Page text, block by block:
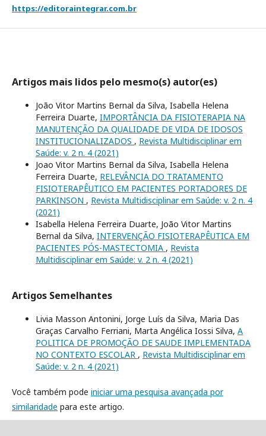
https://editoraintegrar.com.br
Artigos mais lidos pelo mesmo(s) autor(es)
João Vitor Martins Bernal da Silva, Isabella Helena
Ferreira Duarte, IMPORTÂNCIA DA FISIOTERAPIA NA
MANUTENÇÃO DA QUALIDADE DE VIDA DE IDOSOS
INSTITUCIONALIZADOS , Revista Multidisciplinar em
Saúde: v. 2 n. 4 (2021)
Joao Vitor Martins Bernal da Silva, Isabella Helena
Ferreira Duarte, RELEVÂNCIA DO TRATAMENTO
FISIOTERAPÊUTICO EM PACIENTES PORTADORES DE
PARKINSON , Revista Multidisciplinar em Saúde: v. 2 n. 4
(2021)
Isabella Helena Ferreira Duarte, João Vitor Martins
Bernal da Silva, INTERVENÇÃO FISIOTERAPÊUTICA EM
PACIENTES PÓS-MASTECTOMIA , Revista
Multidisciplinar em Saúde: v. 2 n. 4 (2021)
Artigos Semelhantes
Livia Masson Antonini, Jorge Luís da Silva, Maria Das
Graças Carvalho Ferriani, Marta Angélica Iossi Silva, A
POLITICA DE PROMOÇÃO DE SAUDE IMPLEMENTADA
NO CONTEXTO ESCOLAR , Revista Multidisciplinar em
Saúde: v. 2 n. 4 (2021)
Você também pode iniciar uma pesquisa avançada por
similaridade para este artigo.